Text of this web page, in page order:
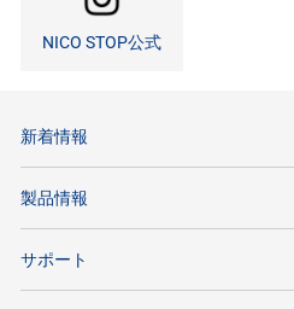
NICO STOP公式
新着情報
製品情報
サポート